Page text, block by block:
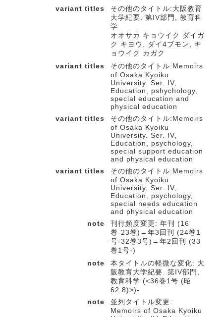
variant titles
その他のタイトル:大阪教育
大学紀要. 第IV部門, 教育科
学
オオサカ キョウイク ダイガ
ク キヨウ. ダイ4ブモン, キ
ョウイク カガク
variant titles
その他のタイトル:Memoirs
of Osaka Kyoiku
University. Ser. IV,
Education, pshychology,
special education and
physical education
variant titles
その他のタイトル:Memoirs
of Osaka Kyoiku
University. Ser. IV,
Education, psychology,
special support education
and physical education
variant titles
その他のタイトル:Memoirs
of Osaka Kyoiku
University. Ser. IV,
Education, psychology,
special needs education
and physical education
note
刊行頻度変更: 年刊 (16
巻-23巻)→年3回刊 (24巻1
号-32巻3号)→年2回刊 (33
巻1号-)
note
本タイトルの軽微な変化: 大
阪教育大学紀要. 第IV部門,
教育科学 (<36巻1号 (昭
62.8)>)-
note
並列タイトル変更:
Memoirs of Osaka Kyoiku